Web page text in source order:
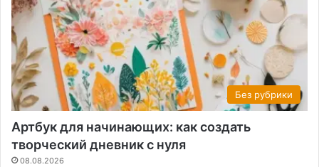
Без рубрики
Артбук для начинающих: как создать
творческий дневник с нуля
08.08.2026